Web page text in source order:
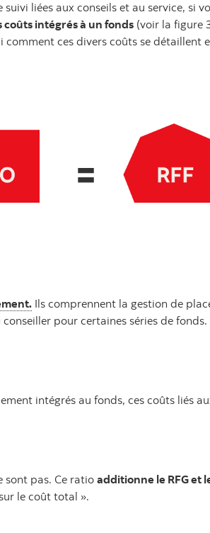
liées aux conseils et au service, si
intégrés à un fonds (voir la figure
ces divers coûts se détaillent
Ils comprennent la gestion de
pour certaines séries de
intégrés au fonds, ces coûts liés
sont pas. Ce ratioadditionne le RFG et
le coût total ».